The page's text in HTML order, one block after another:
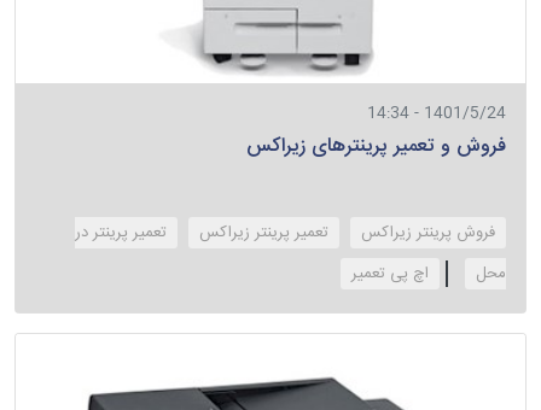
1401/5/24 - 14:34
فروش و تعمیر پرینترهای زیراکس
فروش پرینتر زیراکس تعمیر پرینتر زیراکس
تعمیر پرینتر در
محل
‌اچ پی تعمیر